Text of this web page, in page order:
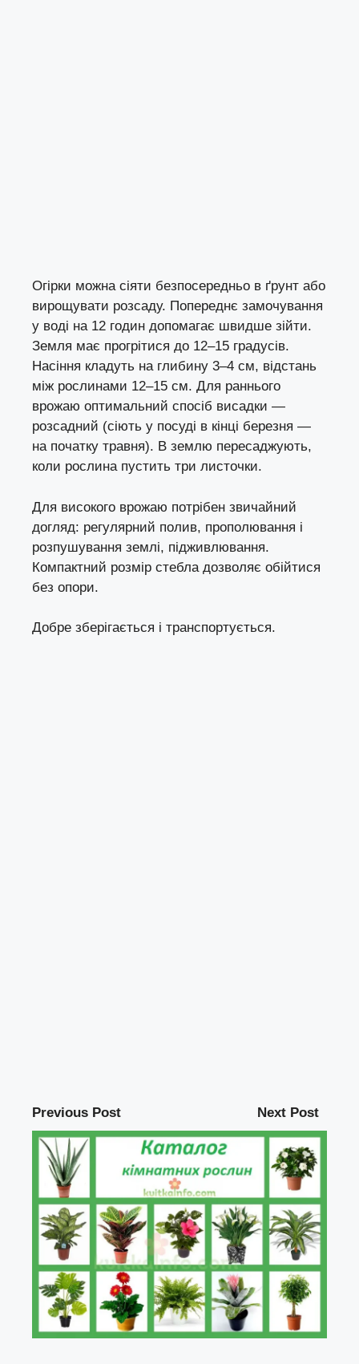
Огірки можна сіяти безпосередньо в ґрунт або
вирощувати розсаду. Попереднє замочування
у воді на 12 годин допомагає швидше зійти.
Земля має прогрітися до 12–15 градусів.
Насіння кладуть на глибину 3–4 см, відстань
між рослинами 12–15 см. Для раннього
врожаю оптимальний спосіб висадки —
розсадний (сіють у посуді в кінці березня —
на початку травня). В землю пересаджують,
коли рослина пустить три листочки.
Для високого врожаю потрібен звичайний
догляд: регулярний полив, прополювання і
розпушування землі, підживлювання.
Компактний розмір стебла дозволяє обійтися
без опори.
Добре зберігається і транспортується.
Previous Post Next Post